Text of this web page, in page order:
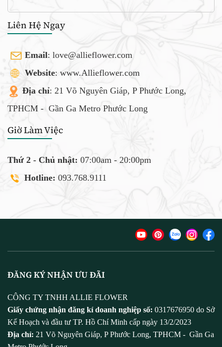
Liên Hệ Ngay
Email: love@allieflower.com
Website: www.Allieflower.com
Địa chỉ: 21 Võ Nguyên Giáp, P Phước Long,
TPHCM - Gần Ga Metro Phước Long
Giờ Làm Việc
Thứ 2 - Chủ nhật: 07:00am - 20:00pm
Hotline: 093.768.9111
ĐĂNG KÝ NHẬN ƯU ĐÃI
CÔNG TY TNHH ALLIE FLOWER
Giấy chứng nhận đăng kí doanh nghiệp số: 0317676950 do Sở
Kế Hoạch và đầu tư TP. Hồ Chí Minh cấp ngày 13/2/2023
Địa chỉ: 21 Võ Nguyên Giáp, P Phước Long, TPHCM - Gần Ga